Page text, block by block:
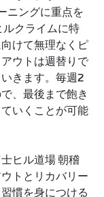
ニングに重点を
クライムに特
けて無理なくピ
ウトは週替りで
きます。毎週2
、最後まで飽き
いくことが可能
ヒル道場 朝稽
トとリカバリー
慣を身につける